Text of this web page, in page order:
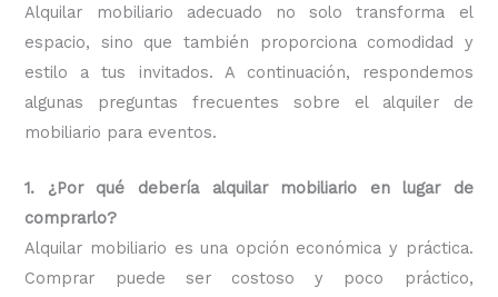
Alquilar mobiliario adecuado no solo transforma el
espacio, sino que también proporciona comodidad y
estilo a tus invitados. A continuación, respondemos
algunas preguntas frecuentes sobre el alquiler de
mobiliario para eventos.
1. ¿Por qué debería alquilar mobiliario en lugar de
comprarlo?
Alquilar mobiliario es una opción económica y práctica.
Comprar puede ser costoso y poco práctico,